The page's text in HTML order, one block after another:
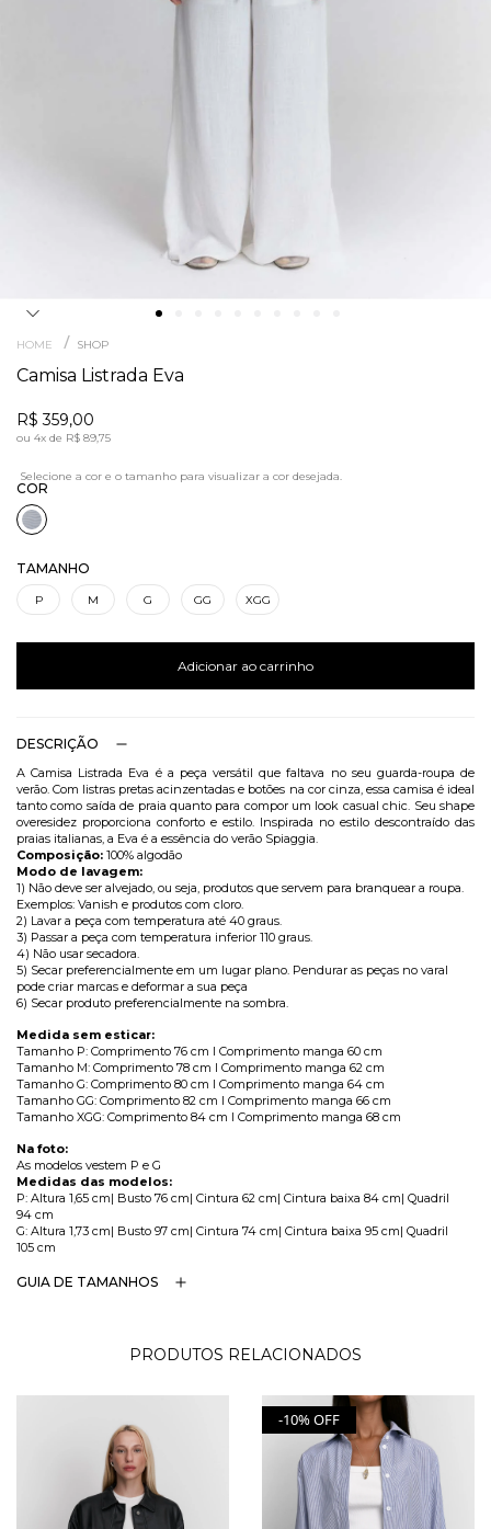
HOME / SHOP
Camisa Listrada Eva
R$ 359,00
ou 4x de R$ 89,75
COR
TAMANHO
P M G GG XGG
Adicionar ao carrinho
DESCRIÇÃO
A Camisa Listrada Eva é a peça versátil que faltava no seu guarda-roupa de
verão. Com listras pretas acinzentadas e botões na cor cinza, essa camisa é ideal
tanto como saída de praia quanto para compor um look casual chic. Seu shape
overesidez proporciona conforto e estilo. Inspirada no estilo descontraído das
praias italianas, a Eva é a essência do verão Spiaggia.
Composição: 100% algodão
Modo de lavagem:
1) Não deve ser alvejado, ou seja, produtos que servem para branquear a roupa.
Exemplos: Vanish e produtos com cloro.
2) Lavar a peça com temperatura até 40 graus.
3) Passar a peça com temperatura inferior 110 graus.
4) Não usar secadora.
5) Secar preferencialmente em um lugar plano. Pendurar as peças no varal
pode criar marcas e deformar a sua peça
6) Secar produto preferencialmente na sombra.
Medida sem esticar:
Tamanho P: Comprimento 76 cm l Comprimento manga 60 cm
Tamanho M: Comprimento 78 cm l Comprimento manga 62 cm
Tamanho G: Comprimento 80 cm l Comprimento manga 64 cm
Tamanho GG: Comprimento 82 cm l Comprimento manga 66 cm
Tamanho XGG: Comprimento 84 cm l Comprimento manga 68 cm
Na foto:
As modelos vestem P e G
Medidas das modelos:
P: Altura 1,65 cm| Busto 76 cm| Cintura 62 cm| Cintura baixa 84 cm| Quadril
94 cm
G: Altura 1,73 cm| Busto 97 cm| Cintura 74 cm| Cintura baixa 95 cm| Quadril
105 cm
GUIA DE TAMANHOS
PRODUTOS RELACIONADOS
-10% OFF